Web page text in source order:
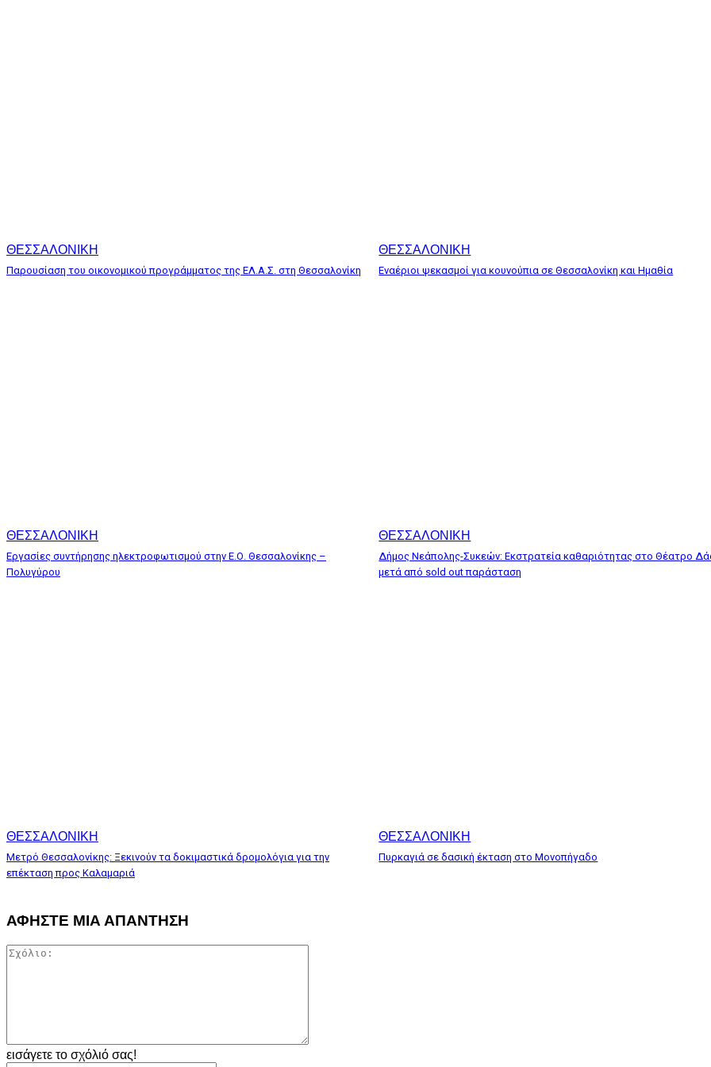
ΘΕΣΣΑΛΟΝΙΚΗ
Παρουσίαση του οικονομικού προγράμματος της ΕΛ.Α.Σ. στη Θεσσαλονίκη
ΘΕΣΣΑΛΟΝΙΚΗ
Εναέριοι ψεκασμοί για κουνούπια σε Θεσσαλονίκη και Ημαθία
ΘΕΣΣΑΛΟΝΙΚΗ
Εργασίες συντήρησης ηλεκτροφωτισμού στην Ε.Ο. Θεσσαλονίκης –
Πολυγύρου
ΘΕΣΣΑΛΟΝΙΚΗ
Δήμος Νεάπολης-Συκεών: Εκστρατεία καθαριότητας στο Θέατρο
μετά από sold out παράσταση
ΘΕΣΣΑΛΟΝΙΚΗ
Μετρό Θεσσαλονίκης: Ξεκινούν τα δοκιμαστικά δρομολόγια για την
επέκταση προς Καλαμαριά
ΘΕΣΣΑΛΟΝΙΚΗ
Πυρκαγιά σε δασική έκταση στο Μονοπήγαδο
ΑΦΗΣΤΕ ΜΙΑ ΑΠΑΝΤΗΣΗ
εισάγετε το σχόλιό σας!